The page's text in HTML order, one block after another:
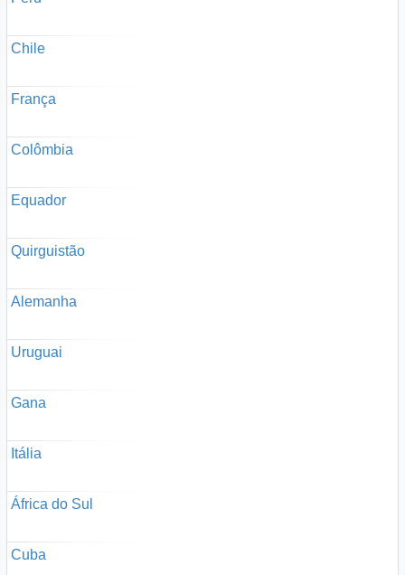
Chile
França
Colômbia
Equador
Quirguistão
Alemanha
Uruguai
Gana
Itália
África do Sul
Cuba